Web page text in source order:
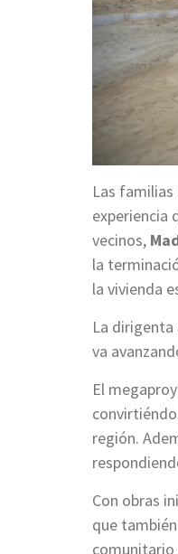
Las
experiencia
vecinos,
la
la vivienda
La dirigenta
va
El
región.
Con obras
que
comunitario